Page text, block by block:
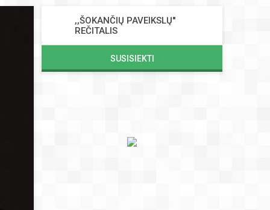
,,ŠOKANČIŲ PAVEIKSLŲ''
REČITALIS
SUSISIEKTI